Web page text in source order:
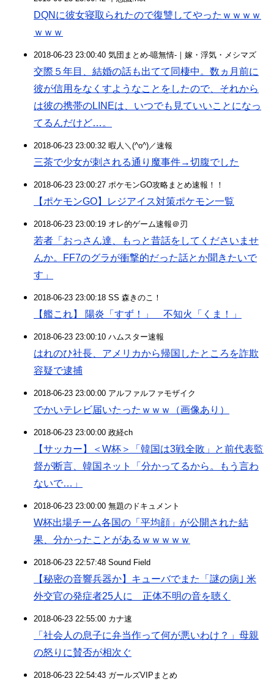
DQNに彼女寝取られたので復讐してやったｗｗｗｗ
ｗｗｗ
2018-06-23 23:00:40 気団まとめ-噫無情-｜嫁・浮気・メシマズ
交際５年目、結婚の話も出てて同棲中。数ヵ月前に
彼が信用をなくすようなことをしたので、それから
は彼の携帯のLINEは、いつでも見ていいことになっ
てるんだけど…。
2018-06-23 23:00:32 暇人＼(^o^)／速報
三茶で少女が刺される通り魔事件→切腹でした
2018-06-23 23:00:27 ポケモンGO攻略まとめ速報！！
【ポケモンGO】レジアイス対策ポケモン一覧
2018-06-23 23:00:19 オレ的ゲーム速報＠刃
若者「おっさん達、もっと昔話をしてくださいませ
んか。FF7のグラが衝撃的だった話とか聞きたいで
す」
2018-06-23 23:00:18 SS 森きのこ！
【艦これ】 陽炎「すず！」 不知火「くま！」
2018-06-23 23:00:10 ハムスター速報
はれのひ社長、アメリカから帰国したところを詐欺
容疑で逮捕
2018-06-23 23:00:00 アルファルファモザイク
でかいテレビ届いたったｗｗｗ（画像あり）
2018-06-23 23:00:00 政経ch
【サッカー】＜W杯＞「韓国は3戦全敗」と前代表監
督が断言、韓国ネット「分かってるから。もう言わ
ないで…」
2018-06-23 23:00:00 無題のドキュメント
W杯出場チーム各国の「平均顔」が公開された結
果、分かったことがあるｗｗｗｗｗ
2018-06-23 22:57:48 Sound Field
【秘密の音響兵器か】キューバでまた「謎の病｣ 米
外交官の発症者25人に 正体不明の音を聴く
2018-06-23 22:55:00 カナ速
「社会人の息子に弁当作って何が悪いわけ？」母親
の怒りに賛否が相次ぐ
2018-06-23 22:54:43 ガールズVIPまとめ